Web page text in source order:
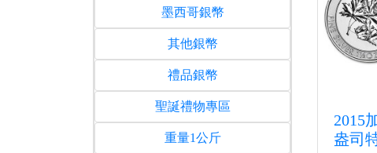
墨西哥銀幣
其他銀幣
禮品銀幣
聖誕禮物專區
重量1公斤
2015
盎司